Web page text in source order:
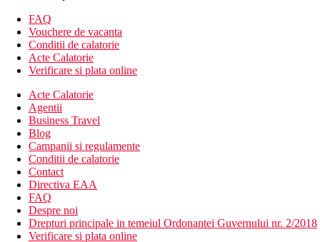
facilitatile de mai sus)
Descrierea hotelului
hol de intrare cu receptie
restaurantul principal
rezervare)
bar in receptie
bar langa piscina
magazine
discoteca (bauturi contra cost)
4 sali de conferinta
spalatorie (contra cost)
coafor (contra cost)
3 piscine (sezlonguri si umbrele gratuite, prosoape la un
depozit)
FAQ
Vouchere de vacanta
Conditii de calatorie
Acte Calatorie
Verificare si plata online
Acte Calatorie
Agentii
Business Travel
Blog
Campanii si regulamente
Conditii de calatorie
Contact
Directiva EAA
FAQ
Despre noi
Drepturi principale in temeiul Ordonantei Guvernului nr. 2/2018
Verificare si plata online